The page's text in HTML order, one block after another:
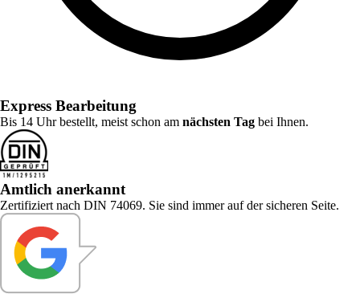
Express Bearbeitung
Bis 14 Uhr bestellt, meist schon am nächsten Tag bei Ihnen.
Amtlich anerkannt
Zertifiziert nach DIN 74069. Sie sind immer auf der sicheren Seite.